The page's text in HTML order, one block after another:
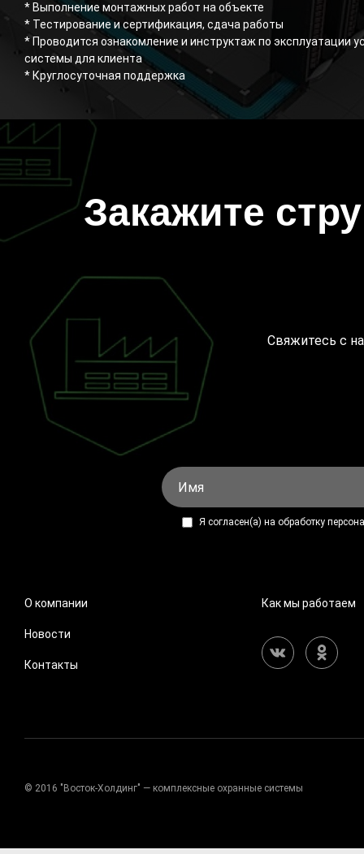
* Выполнение монтажных работ на объекте
* Тестирование и сертификация, сдача работы
* Проводится ознакомление и инструктаж по эксплуатации
системы для клиента
* Круглосуточная поддержка
Закажите
Свяжитесь с
Я согласен(а) на обработку
О компании
Новости
Контакты
Как мы работаем
© 2016 "Восток-Холдинг" — комплексные охранные системы